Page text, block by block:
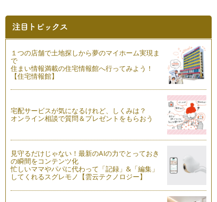
前回の「あせも」と同じく、この時期に気をつけたい、かゆみ
を伴う肌トラブルのひとつが「虫ささ…
夏の肌トラブル① ～あせも～
もうすぐ本格的な夏！ 水遊びやレジャーなど楽しみいっぱい
の季節ですが、紫外線や汗の刺激・エ…
赤ちゃんのUVケア
「洗浄」「保湿」と並んで、スキンケアの3本柱のひとつでも
ある「UVケア」。皆さんは、もう始…
心を育む！ふれあいベビースキンケア
手をつないだり、頭をなでられたり、体の一部がふれているこ
とで「安心する」「近くに感じる」「…
赤ちゃんのお肌にやさしいお風呂タイム
前回は保湿についてのお話でしたが、「潤い」と同じくらい大
切なのが「清潔」。せっかく保湿ケア…
１つの店舗で土地探しから夢のマイホーム実現ま
で
住まい情報満載の住宅情報館へ行ってみよう！
【住宅情報館】
宅配サービスが気になるけれど、しくみは？
オンライン相談で質問＆プレゼントをもらおう
見守るだけじゃない！最新のAIの力でとっておき
の瞬間をコンテンツ化
忙しいママやパパに代わって「記録」&「編集」
してくれるスグレモノ【雲云テクノロジー】